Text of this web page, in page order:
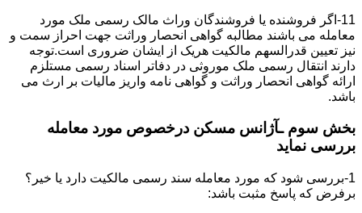
11-اگر فروشنده یا فروشندگان وراث مالک رسمی ملک مورد
معامله می باشند مطالبه گواهی انحصار وراثت جهت احراز سمت و
نیز تعیین قدرالسهم مالکیت هریک از ایشان ضروری است.توجه
دارند انتقال رسمی ملک موروثی در دفاتر اسناد رسمی مستلزم
ارائه گواهی انحصار وراثت و گواهی نامه واریز مالیات بر ارث می
باشد.
بخش سوم ـآژانس مسکن درخصوص مورد معامله
بررسی نماید
1-بررسی شود که مورد معامله سند رسمی مالکیت دارد یا خیر؟
برفرض که پاسخ مثبت باشد: